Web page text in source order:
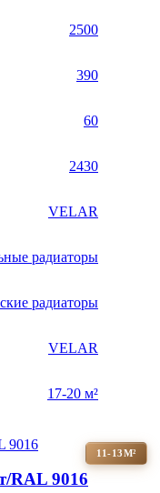
2500
390
60
2430
VELAR
радиаторы
радиаторы
VELAR
17-20 м²
11-13М²
RAL 9016